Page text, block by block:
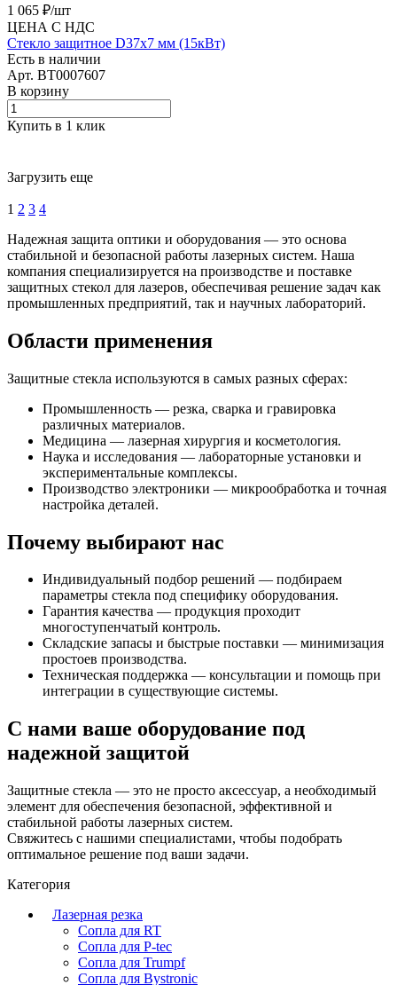
1 065 ₽/шт
ЦЕНА С НДС
Стекло защитное D37х7 мм (15кВт)
Есть в наличии
Арт. BT0007607
В корзину
Купить в 1 клик
Загрузить еще
1 2 3 4
Надежная защита оптики и оборудования — это основа
стабильной и безопасной работы лазерных систем. Наша
компания специализируется на производстве и поставке
защитных стекол для лазеров, обеспечивая решение задач как
промышленных предприятий, так и научных лабораторий.
Области применения
Защитные стекла используются в самых разных сферах:
Промышленность — резка, сварка и гравировка
различных материалов.
Медицина — лазерная хирургия и косметология.
Наука и исследования — лабораторные установки и
экспериментальные комплексы.
Производство электроники — микрообработка и точная
настройка деталей.
Почему выбирают нас
Индивидуальный подбор решений — подбираем
параметры стекла под специфику оборудования.
Гарантия качества — продукция проходит
многоступенчатый контроль.
Складские запасы и быстрые поставки — минимизация
простоев производства.
Техническая поддержка — консультации и помощь при
интеграции в существующие системы.
С нами ваше оборудование под
надежной защитой
Защитные стекла — это не просто аксессуар, а необходимый
элемент для обеспечения безопасной, эффективной и
стабильной работы лазерных систем.
Свяжитесь с нашими специалистами, чтобы подобрать
оптимальное решение под ваши задачи.
Категория
Лазерная резка
Сопла для RT
Сопла для P-tec
Сопла для Trumpf
Сопла для Bystronic